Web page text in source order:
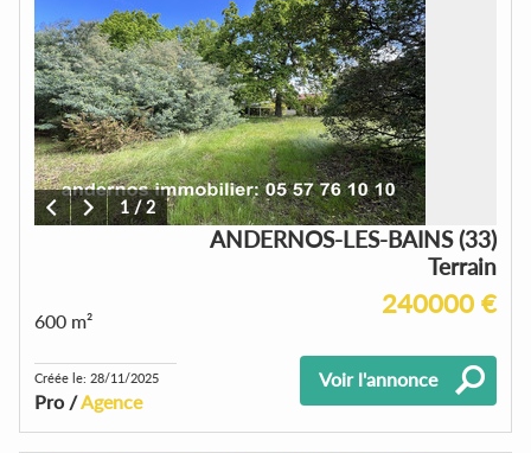
1/2
ANDERNOS-LES-BAINS (33)
Terrain
240000 €
600 m²
Créée le: 28/11/2025
Pro /Agence
Voir l'annonce